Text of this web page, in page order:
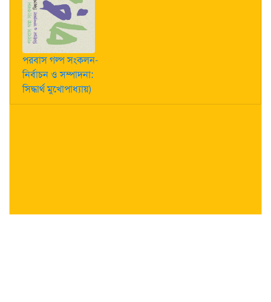
পরবাস গল্প সংকলন-
নির্বাচন ও সম্পাদনা:
সিদ্ধার্থ মুখোপাধ্যায়)